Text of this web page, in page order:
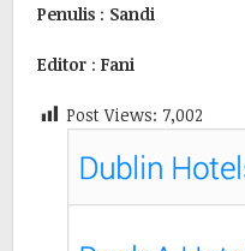
Penulis : Sandi
Editor : Fani
Post Views: 7,002